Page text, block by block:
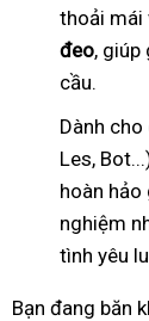
thoải mái
đeo, giúp
cầu.
Dành
Les,
hoàn hảo
nghiệm
tình yêu
Bạn đang băn